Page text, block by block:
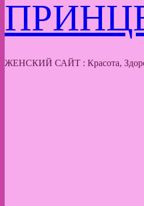
ЖЕНСКИЙ САЙТ : Красота,